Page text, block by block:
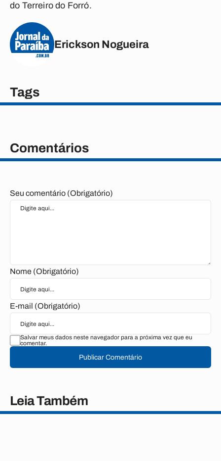
do Terreiro do Forró.
Erickson Nogueira
Tags
Comentários
Seu comentário (Obrigatório)
Nome (Obrigatório)
E-mail (Obrigatório)
Salvar meus dados neste navegador para a próxima vez que eu
comentar.
Publicar Comentário
Leia Também